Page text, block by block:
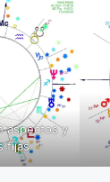
aspectos y
fijas